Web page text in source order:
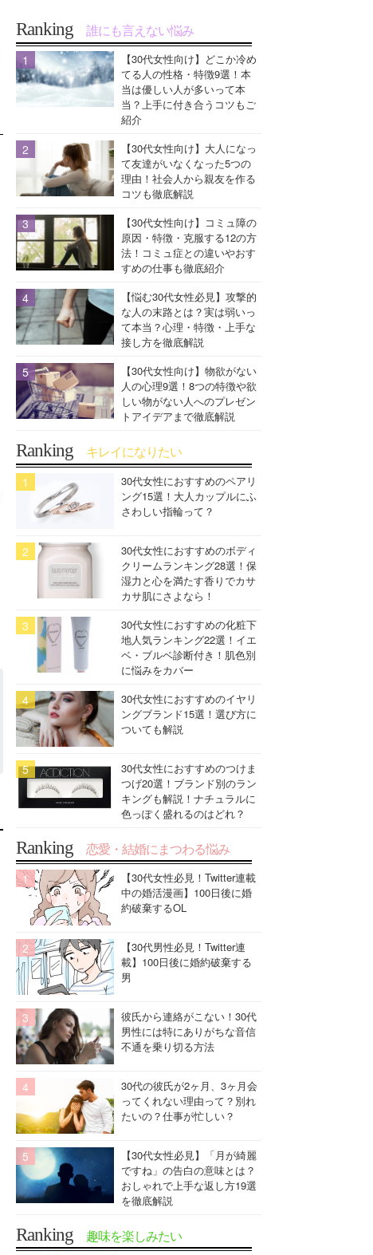
Ranking 誰にも言えない悩み
【30代女性向け】どこか冷め
てる人の性格・特徴9選！本
当は優しい人が多いって本
当？上手に付き合うコツもご
紹介
【30代女性向け】大人になっ
て友達がいなくなった5つの
理由！社会人から親友を作る
コツも徹底解説
【30代女性向け】コミュ障の
原因・特徴・克服する12の方
法！コミュ症との違いやおす
すめの仕事も徹底紹介
【悩む30代女性必見】攻撃的
な人の末路とは？実は弱いっ
て本当？心理・特徴・上手な
接し方を徹底解説
【30代女性向け】物欲がない
人の心理9選！8つの特徴や欲
しい物がない人へのプレゼン
トアイデアまで徹底解説
Ranking キレイになりたい
30代女性におすすめのペアリ
ング15選！大人カップルにふ
さわしい指輪って？
30代女性におすすめのボディ
クリームランキング28選！保
湿力と心を満たす香りでカサ
カサ肌にさよなら！
30代女性におすすめの化粧下
地人気ランキング22選！イエ
ベ・ブルベ診断付き！肌色別
に悩みをカバー
30代女性におすすめのイヤリ
ングブランド15選！選び方に
ついても解説
30代女性におすすめのつけま
つげ20選！ブランド別のラン
キングも解説！ナチュラルに
色っぽく盛れるのはどれ？
Ranking 恋愛・結婚にまつわる悩み
【30代女性必見！Twitter連載
中の婚活漫画】100日後に婚
約破棄するOL
【30代男性必見！Twitter連
載】100日後に婚約破棄する
男
彼氏から連絡がこない！30代
男性には特にありがちな音信
不通を乗り切る方法
30代の彼氏が2ヶ月、3ヶ月会
ってくれない理由って？別れ
たいの？仕事が忙しい？
【30代女性必見】「月が綺麗
ですね」の告白の意味とは？
おしゃれで上手な返し方19選
を徹底解説
Ranking 趣味を楽しみたい